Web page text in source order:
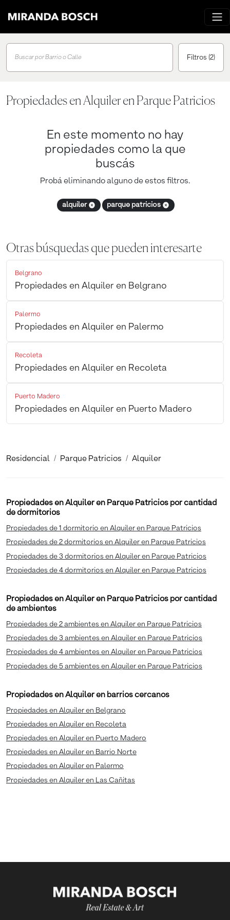
Buscar por Barrio o Calle Filtros (2)
Propiedades en Alquiler en Parque Patricios
En este momento no hay
propiedades como la que
buscás
Probá eliminando alguno de estos filtros.
alquiler parque patricios
Otras búsquedas que pueden interesarte
Belgrano
Propiedades en Alquiler en Belgrano
Palermo
Propiedades en Alquiler en Palermo
Recoleta
Propiedades en Alquiler en Recoleta
Puerto Madero
Propiedades en Alquiler en Puerto Madero
Residencial Parque Patricios Alquiler
Propiedades en Alquiler en Parque Patricios por cantidad
de dormitorios
Propiedades de 1 dormitorio en Alquiler en Parque Patricios
Propiedades de 2 dormitorios en Alquiler en Parque Patricios
Propiedades de 3 dormitorios en Alquiler en Parque Patricios
Propiedades de 4 dormitorios en Alquiler en Parque Patricios
Propiedades en Alquiler en Parque Patricios por cantidad
de ambientes
Propiedades de 2 ambientes en Alquiler en Parque Patricios
Propiedades de 3 ambientes en Alquiler en Parque Patricios
Propiedades de 4 ambientes en Alquiler en Parque Patricios
Propiedades de 5 ambientes en Alquiler en Parque Patricios
Propiedades en Alquiler en barrios cercanos
Propiedades en Alquiler en Belgrano
Propiedades en Alquiler en Recoleta
Propiedades en Alquiler en Puerto Madero
Propiedades en Alquiler en Barrio Norte
Propiedades en Alquiler en Palermo
Propiedades en Alquiler en Las Cañitas